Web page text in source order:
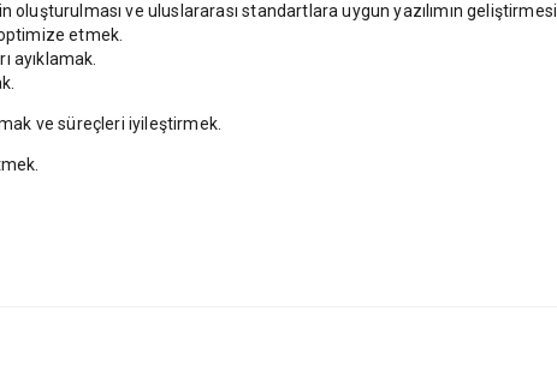
ve uluslararası standartlara uygun yazılımın geliştirmesi.
etmek.
ayıklamak.
ve süreçleri iyileştirmek.